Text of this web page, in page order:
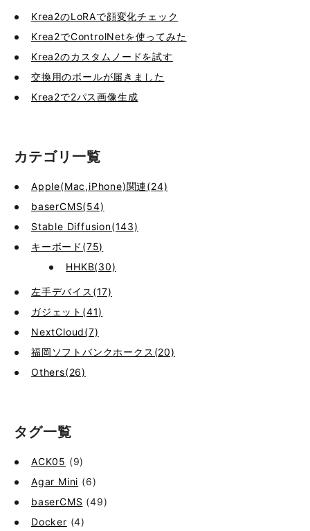
Krea2のLoRAで顔変化チェック
Krea2でControlNetを使ってみた
Krea2のカスタムノードを試す
交換用のボールが届きました
Krea2で2パス画像生成
カテゴリ一覧
Apple(Mac,iPhone)関連(24)
baserCMS(54)
Stable Diffusion(143)
キーボード(75)
HHKB(30)
左手デバイス(17)
ガジェット(41)
NextCloud(7)
福岡ソフトバンクホークス(20)
Others(26)
タグ一覧
ACK05 (9)
Agar Mini (6)
baserCMS (49)
Docker (4)